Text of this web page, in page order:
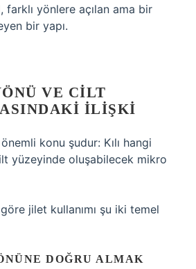
yönlere açılan ama bir
bir yapı.
VE CILT
ILIŞKI
konu şudur: Kılı hangi
yüzeyinde oluşabilecek mikro
göre jilet kullanımı şu iki temel
DOĞRU ALMAK